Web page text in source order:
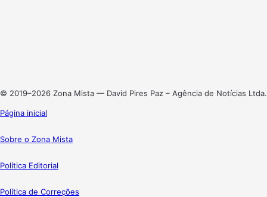
© 2019–2026 Zona Mista — David Pires Paz – Agência de Notícias Ltda.
Página inicial
Sobre o Zona Mista
Política Editorial
Política de Correções